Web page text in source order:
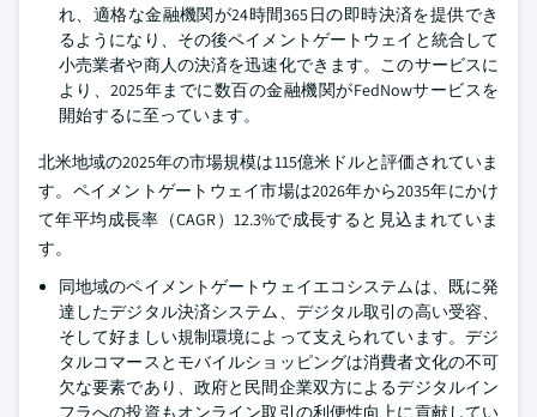
れ、適格な金融機関が24時間365日の即時決済を提供でき
るようになり、その後ペイメントゲートウェイと統合して
小売業者や商人の決済を迅速化できます。このサービスに
より、2025年までに数百の金融機関がFedNowサービスを
開始するに至っています。
北米地域の2025年の市場規模は115億米ドルと評価されていま
す。ペイメントゲートウェイ市場は2026年から2035年にかけ
て年平均成長率（CAGR）12.3%で成長すると見込まれていま
す。
同地域のペイメントゲートウェイエコシステムは、既に発
達したデジタル決済システム、デジタル取引の高い受容、
そして好ましい規制環境によって支えられています。デジ
タルコマースとモバイルショッピングは消費者文化の不可
欠な要素であり、政府と民間企業双方によるデジタルイン
フラへの投資もオンライン取引の利便性向上に貢献してい